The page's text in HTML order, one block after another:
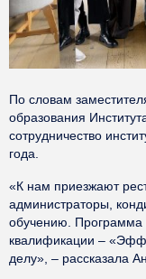
По словам
образования
сотрудничество
года.
«К нам приезжают
администраторы,
обучению.
квалификации –
делу», – рассказала